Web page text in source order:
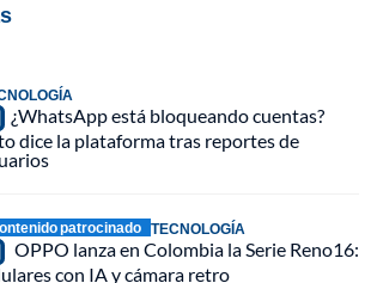
¿WhatsApp está bloqueando cuentas?
dice la plataforma tras reportes de
patrocinado TECNOLOGÍA
OPPO lanza en Colombia la Serie Reno16:
con IA y cámara retro